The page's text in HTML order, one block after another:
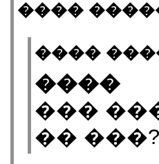
����
����
����
���
�� ���?